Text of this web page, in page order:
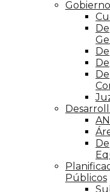
Gobierno
Públicos